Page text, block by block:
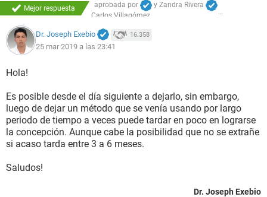
Mejor respuesta
aprobada por
Carlos Villagómez
y Zandra Rivera
Dr. Joseph Exebio 16.358
25 mar 2019 a las 23:41
Hola!
Es posible desde el día siguiente a dejarlo, sin embargo,
luego de dejar un método que se venía usando por largo
periodo de tiempo a veces puede tardar en poco en lograrse
la concepción. Aunque cabe la posibilidad que no se extrañe
si acaso tarda entre 3 a 6 meses.
Saludos!
Dr. Joseph Exebio